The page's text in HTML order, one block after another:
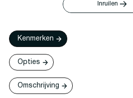
Inruilen
Kenmerken
Opties
Omschrijving